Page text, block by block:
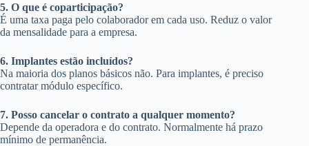
5. O que é coparticipação?
É uma taxa paga pelo colaborador em cada uso. Reduz o valor
da mensalidade para a empresa.
6. Implantes estão incluídos?
Na maioria dos planos básicos não. Para implantes, é preciso
contratar módulo específico.
7. Posso cancelar o contrato a qualquer momento?
Depende da operadora e do contrato. Normalmente há prazo
mínimo de permanência.